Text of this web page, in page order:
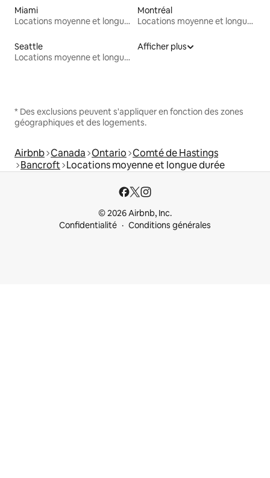
Miami
Locations moyenne et longue durée
Montréal
Locations moyenne et longue durée
Seattle
Locations moyenne et longue durée
Afficher plus
* Des exclusions peuvent s'appliquer en fonction des zones
géographiques et des logements.
Airbnb Canada Ontario Comté de Hastings
Bancroft Locations moyenne et longue durée
© 2026 Airbnb, Inc.
Confidentialité
Conditions générales